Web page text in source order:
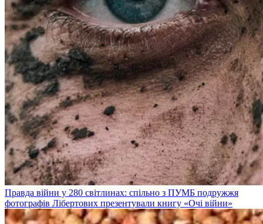
Правда війни у 280 світлинах: спільно з ПУМБ подружжя
фотографів Лібертових презентували книгу «Очі війни»